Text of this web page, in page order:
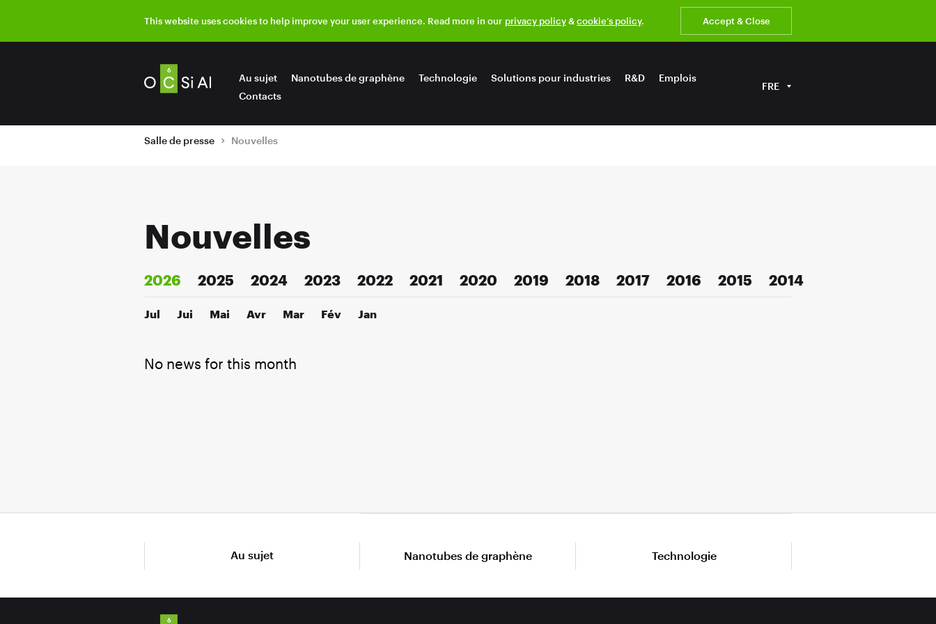
This website uses cookies to help improve your user experience. Read more in our privacy policy&cookie’s policy. Accept & Close
Au sujet Nanotubes de graphène Technologie Solutions pour industries R&D
Emplois
Contacts
FRE
Salle de presse Nouvelles
Nouvelles
2026 2025 2024 2023 2022 2021 2020 2019 2018 2017 2016 2015 2014
Jul Jui Mai Avr Mar Fév Jan
No news for this month
Au sujet Nanotubes de graphène Technologie